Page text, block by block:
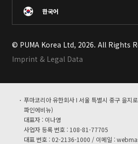
한국어
© PUMA Korea Ltd, 2026. All Rights
Imprint & Legal Data
푸마코리아 유한회사 I 서울 특별시 중구 을지
파인에비뉴)
대표자 : 이나영
사업자 등록 번호 : 108-81-77705
대표 번호 : 02-2136-1000 / 이메일 :